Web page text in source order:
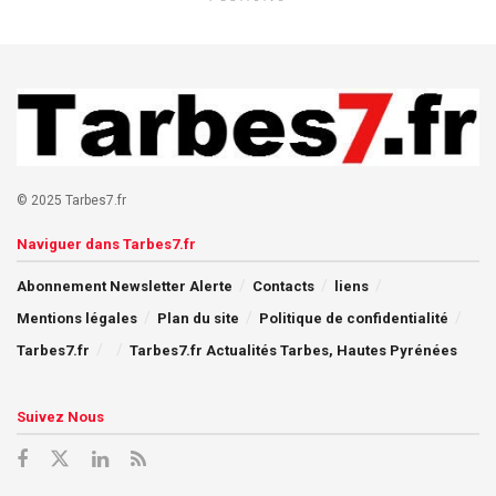
© 2025 Tarbes7.fr
Naviguer dans Tarbes7.fr
Abonnement Newsletter Alerte Contacts
liens
Mentions légales
Plan du site
Politique de confidentialité
Tarbes7.fr
Tarbes7.fr Actualités Tarbes, Hautes Pyrénées
Suivez Nous